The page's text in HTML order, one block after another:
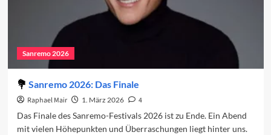
Sanremo 2026
Sanremo 2026: Das Finale
Raphael Mair 1. März 2026
4
Das Finale des Sanremo-Festivals 2026 ist zu Ende. Ein Abend
mit vielen Höhepunkten und Überraschungen liegt hinter uns.